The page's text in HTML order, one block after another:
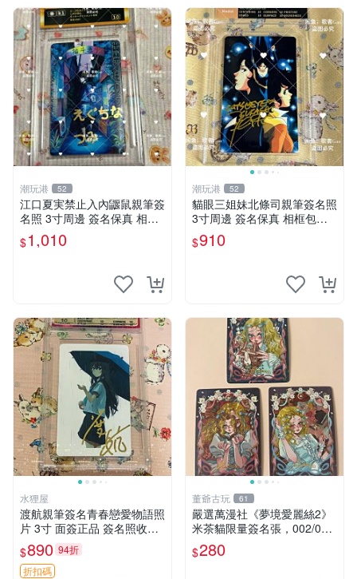
潮玩港 52
江口夏実禁止入內鼴鼠親筆簽
名照 3寸周邊 簽名保真 相框
包裝 禁止入內 麵簽 周邊 親
筆簽名 時尚周邊 原裝卡磚
$1,010
潮玩港 52
貓眼三姐妹北條司親筆簽名照
3寸周邊 簽名保真 相框包裝
貓眼三姐妹 北條司 周邊 貓眼
三姐妹 簽名照 包裝相框
$910
水狸屋
渡航親筆簽名青春戀愛物語照
片 3寸 面簽正品 簽名照收藏
推薦 電腦 動畫 原創漫畫
$890 94折
折扣碼
董爺古玩 61
嚴選萬漫社《夢境愛麗絲2》
米茶貓限量簽名張，002/003
珍藏版，首賣難得機會 夢境
愛麗絲 米茶貓 限量簽名
$280